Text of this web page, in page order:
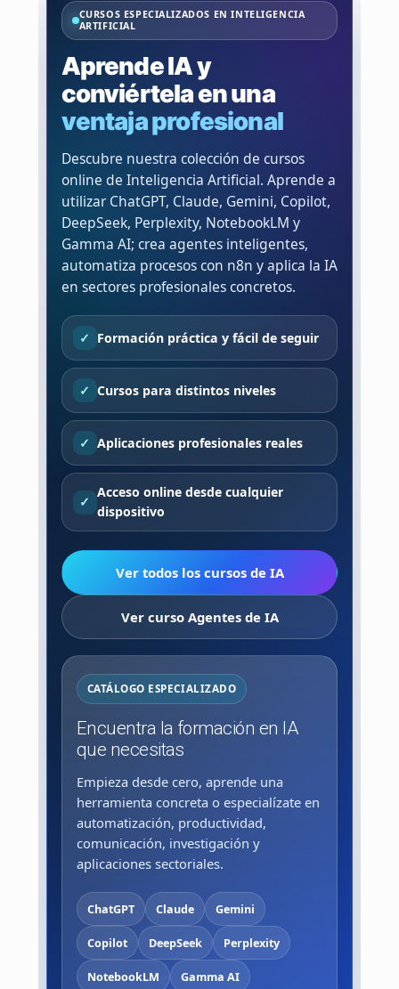
CURSOS ESPECIALIZADOS EN INTELIGENCIA
ARTIFICIAL
Aprende IA y
conviértela en una
ventaja profesional
Descubre nuestra colección de cursos
online de Inteligencia Artificial. Aprende a
utilizar ChatGPT, Claude, Gemini, Copilot,
DeepSeek, Perplexity, NotebookLM y
Gamma AI; crea agentes inteligentes,
automatiza procesos con n8n y aplica la IA
en sectores profesionales concretos.
Formación práctica y fácil de seguir
Cursos para distintos niveles
Aplicaciones profesionales reales
Acceso online desde cualquier
dispositivo
Ver todos los cursos de IA
Ver curso Agentes de IA
CATÁLOGO ESPECIALIZADO
Encuentra la formación en IA
que necesitas
Empieza desde cero, aprende una
herramienta concreta o especialízate en
automatización, productividad,
comunicación, investigación y
aplicaciones sectoriales.
ChatGPT Claude Gemini
Copilot DeepSeek Perplexity
NotebookLM Gamma AI